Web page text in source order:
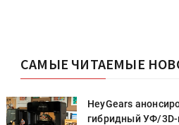
САМЫЕ ЧИТАЕМЫЕ
HeyGears
гибридный УФ/3D-